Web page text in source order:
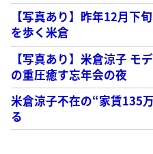
【写真あり】昨年12月下
を歩く米倉
【写真あり】米倉涼子 モ
の重圧癒す忘年会の夜
米倉涼子不在の“家賃135
る